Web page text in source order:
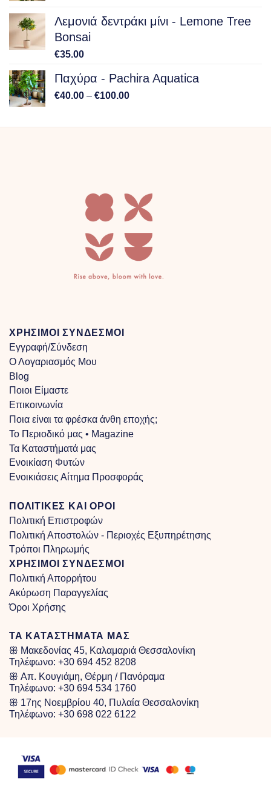
Λεμονιά δεντράκι μίνι - Lemone Tree
Bonsai
€35.00
Παχύρα - Pachira Aquatica
€40.00 – €100.00Price
ΧΡΗΣΙΜΟΙ ΣΥΝΔΕΣΜΟΙ
Εγγραφή/Σύνδεση
Ο Λογαριασμός Μου
Blog
Ποιοι Είμαστε
Επικοινωνία
Ποια είναι τα φρέσκα άνθη εποχής;
Το Περιοδικό μας • Magazine
Τα Kαταστήματά μας
Ενοικίαση Φυτών
Ενοικιάσεις Αίτημα Προσφοράς
ΠΟΛΙΤΙΚΕΣ ΚΑΙ ΟΡΟΙ
Πολιτική Επιστροφών
Πολιτική Αποστολών - Περιοχές Εξυπηρέτησης
Τρόποι Πληρωμής
ΧΡΗΣΙΜΟΙ ΣΥΝΔΕΣΜΟΙ
Πολιτική Απορρήτου
Ακύρωση Παραγγελίας
Όροι Χρήσης
ΤΑ ΚΑΤΑΣΤΗΜΑΤΑ ΜΑΣ
ꕥ Μακεδονίας 45, Καλαμαριά Θεσσαλονίκη
Τηλέφωνο: +30 694 452 8208
ꕥ Απ. Κουγιάμη, Θέρμη / Πανόραμα
Τηλέφωνο: +30 694 534 1760
ꕥ 17ης Νοεμβρίου 40, Πυλαία Θεσσαλονίκη
Τηλέφωνο: +30 698 022 6122